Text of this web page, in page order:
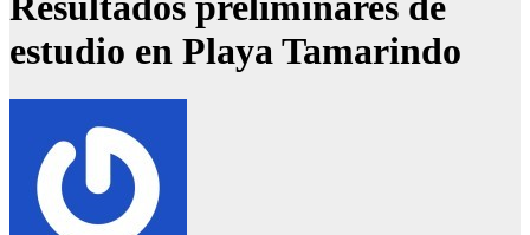
estudio en Playa Tamarindo